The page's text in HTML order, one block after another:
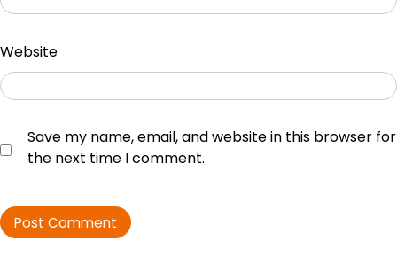
Website
Save my name, email, and website in this browser for
the next time I comment.